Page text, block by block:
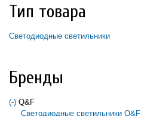
Тип товара
Светодиодные светильники
Бренды
(-) Remove Q&F filter
Q&F
Светодиодные светильники Q&F